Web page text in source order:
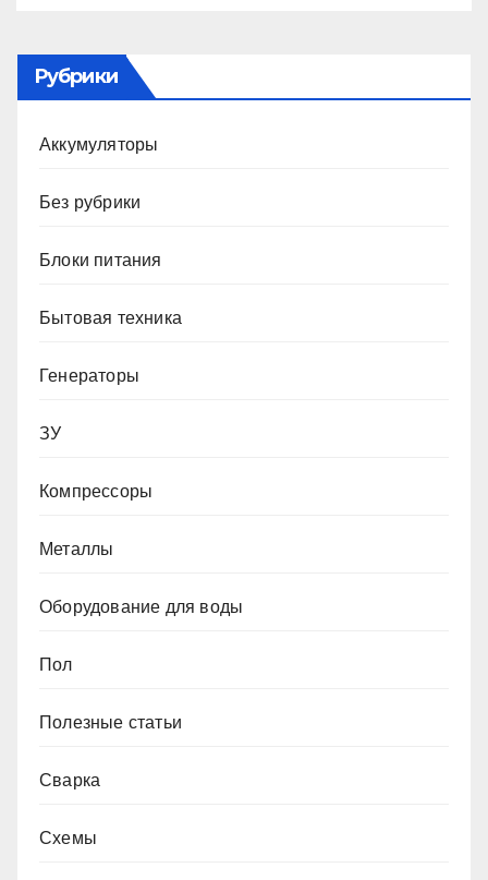
Рубрики
Аккумуляторы
Без рубрики
Блоки питания
Бытовая техника
Генераторы
ЗУ
Компрессоры
Металлы
Оборудование для воды
Пол
Полезные статьи
Сварка
Схемы